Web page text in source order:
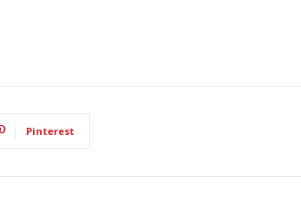
Pinterest